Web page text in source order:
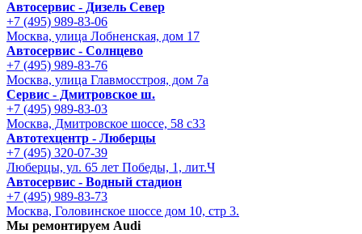
Автосервис - Дизель Север
+7 (495) 989-83-06
Москва, улица Лобненская, дом 17
Автосервис - Солнцево
+7 (495) 989-83-76
Москва, улица Главмосстроя, дом 7а
Сервис - Дмитровское ш.
+7 (495) 989-83-03
Москва, Дмитровское шоссе, 58 с33
Автотехцентр - Люберцы
+7 (495) 320-07-39
Люберцы, ул. 65 лет Победы, 1, лит.Ч
Автосервис - Водный стадион
+7 (495) 989-83-73
Москва, Головинское шоссе дом 10, стр 3.
Мы ремонтируем Audi